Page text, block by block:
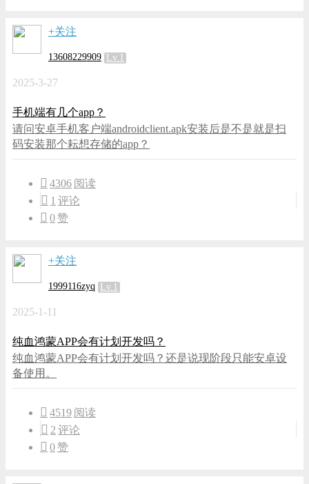
+关注
13608229909 Lv.1
2025-3-27
手机端有几个app？
请问安卓手机客户端androidclient.apk安装后是不是就是扫
码安装那个耘想存储的app？
4306 阅读
1 评论
0赞
+关注
1999116zyq Lv.1
2025-1-11
纯血鸿蒙APP会有计划开发吗？
纯血鸿蒙APP会有计划开发吗？还是说现阶段只能安卓设
备使用。
4519 阅读
2 评论
0赞